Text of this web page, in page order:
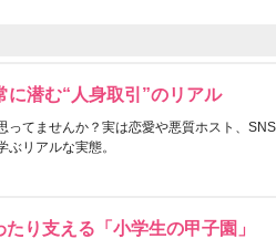
に潜む“人身取引”のリアル
ってませんか？実は恋愛や悪質ホスト、
リアルな実態。
り支える「小学生の甲子園」